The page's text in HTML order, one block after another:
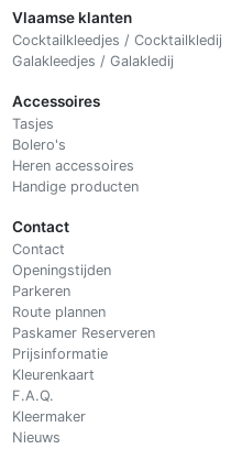
Vlaamse klanten
Cocktailkleedjes / Cocktailkledij
Galakleedjes / Galakledij
Accessoires
Tasjes
Bolero's
Heren accessoires
Handige producten
Contact
Contact
Openingstijden
Parkeren
Route plannen
Paskamer Reserveren
Prijsinformatie
Kleurenkaart
F.A.Q.
Kleermaker
Nieuws